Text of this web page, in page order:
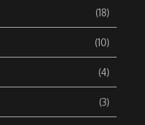
(18)
(10)
(4)
(3)